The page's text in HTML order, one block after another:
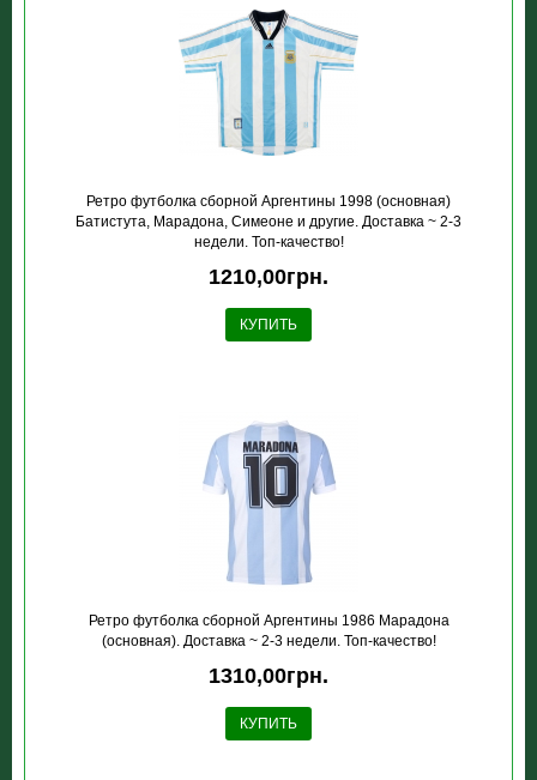
Ретро футболка сборной Аргентины 1998 (основная)
Батистута, Марадона, Симеоне и другие. Доставка ~ 2-3
недели. Топ-качество!
1210,00грн.
КУПИТЬ
Ретро футболка сборной Аргентины 1986 Марадона
(основная). Доставка ~ 2-3 недели. Топ-качество!
1310,00грн.
КУПИТЬ